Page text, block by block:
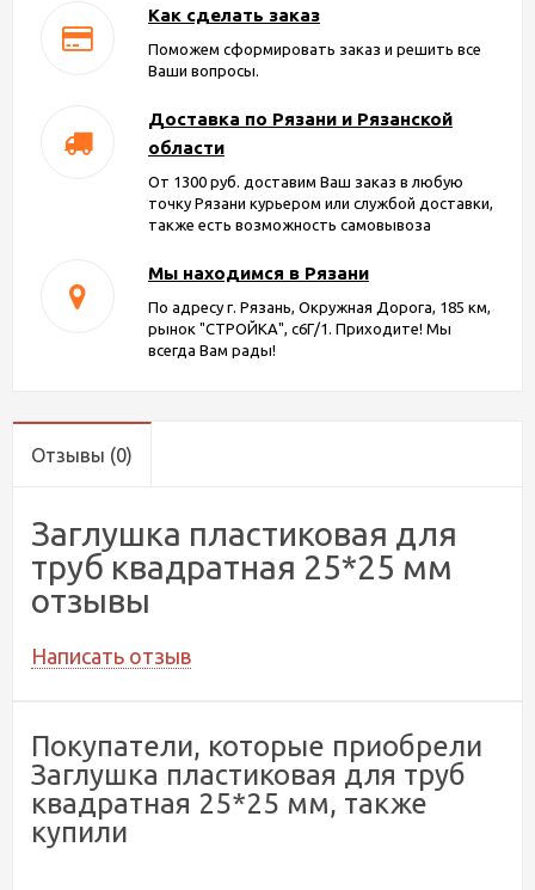
Как сделать заказ
Поможем сформировать заказ и решить все
Ваши вопросы.
Доставка по Рязани и Рязанской
области
От 1300 руб. доставим Ваш заказ в любую
точку Рязани курьером или службой доставки,
также есть возможность самовывоза
Мы находимся в Рязани
По адресу г. Рязань, Окружная Дорога, 185 км,
рынок "СТРОЙКА", с6Г/1. Приходите! Мы
всегда Вам рады!
Отзывы (0)
Заглушка пластиковая для
труб квадратная 25*25 мм
отзывы
Написать отзыв
Покупатели, которые приобрели
Заглушка пластиковая для труб
квадратная 25*25 мм, также
купили